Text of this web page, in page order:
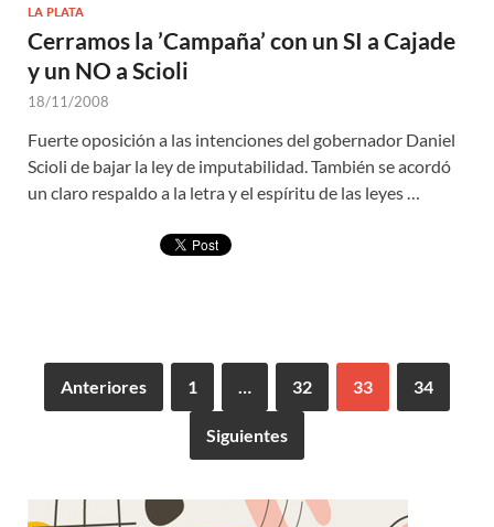
LA PLATA
Cerramos la ’Campaña’ con un SI a Cajade
y un NO a Scioli
18/11/2008
Fuerte oposición a las intenciones del gobernador Daniel
Scioli de bajar la ley de imputabilidad. También se acordó
un claro respaldo a la letra y el espíritu de las leyes …
Anteriores 1 32 33 34
Siguientes